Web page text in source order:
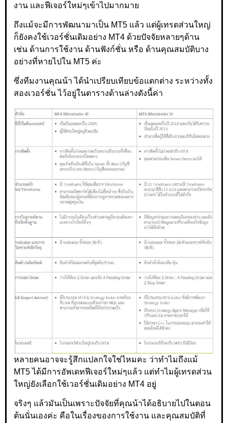
งาน และฟีเจอร์ใหม่ๆเข้าไปมากมาย
ถึงแม้จะมีการพัฒนามาเป็น MT5 แล้ว แต่ผู้เทรดส่วนใหญ่
ก็ยังคงใช้เวอร์ชั่นเดิมอย่าง MT4 ด้วยปัจจัยหลายๆด้าน
เช่น ด้านการใช้งาน ด้านฟังก์ชั่น หรือ ด้านคุณสมบัติบาง
อย่างที่หายไปใน MT5 ค่ะ
ซึ่งทีมงานคุณน้า ได้นำเปรียบเทียบข้อแตกต่าง ระหว่างทั้ง
สองเวอร์ชั่น ไว้อยู่ในตารางด้านล่างดังนี้ค่า
หลายคนอาจจะรู้สึกแปลกใจใช่ไหมคะ ว่าทำไมถึงแม้
MT5 ได้มีการอัพเดทฟีเจอร์ใหม่ๆแล้ว แต่ทำไมผู้เทรดส่วน
ใหญ่ยังเลือกใช้เวอร์ชั่นเดิมอย่าง MT4 อยู่
จริงๆ แล้วมันเป็นเพราะปัจจัยที่คุณน้าได้อธิบายไปในตอน
ต้นนั่นเองค่ะ คือในเรื่องของการใช้งาน และคุณสมบัติที่